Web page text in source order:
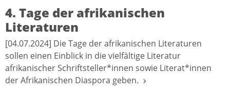
4. Tage der afrikanischen
Literaturen
[04.07.2024] Die Tage der afrikanischen Literaturen
sollen einen Einblick in die vielfältige Literatur
afrikanischer Schriftsteller*innen sowie Literat*innen
der Afrikanischen Diaspora geben.